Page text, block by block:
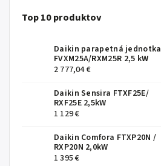
Top 10 produktov
Daikin parapetná jednotka
FVXM25A/RXM25R 2,5 kW
2 777,04 €
Daikin Sensira FTXF25E/
RXF25E 2,5kW
1 129 €
Daikin Comfora FTXP20N /
RXP20N 2,0kW
1 395 €